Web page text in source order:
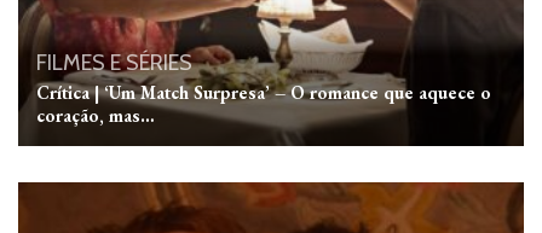
FILMES E SÉRIES
Crítica | ‘Um Match Surpresa’ – O romance que aquece o
coração, mas…